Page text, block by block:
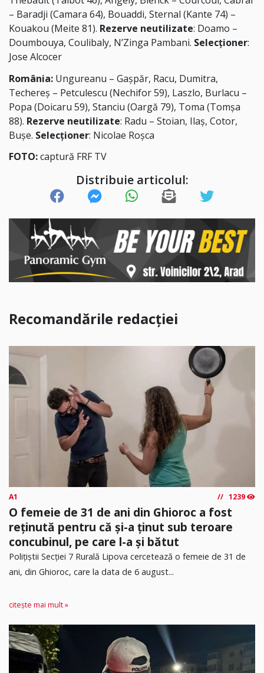
– Baradji (Camara 64), Bouaddi, Sternal (Kante 74) –
Kouakou (Meite 81). Rezerve neutilizate: Doamo –
Doumbouya, Coulibaly, N’Zinga Pambani. Selecționer:
Jose Alcocer
România: Ungureanu – Gașpăr, Racu, Dumitra,
Techereș – Petculescu (Nechifor 59), Laszlo, Burlacu –
Popa (Doicaru 59), Stanciu (Oargă 79), Toma (Tomșa
88). Rezerve neutilizate: Radu – Stoian, Ilaș, Cotor,
Bușe. Selecționer: Nicolae Roșca
FOTO:captură FRF TV
Distribuie articolul:
Recomandările redacției
A1 1239
O femeie de 31 de ani din Ghioroc a fost
reținută pentru că și-a ținut sub teroare
concubinul, pe care l-a și bătut
​Polițiștii Secției 7 Rurală Lipova cercetează o femeie de 31 de
ani, din Ghioroc, care la data de 6 august...
citește mai mult »